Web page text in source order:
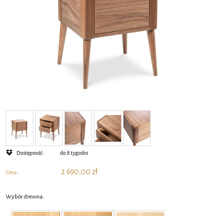
Dostępność: do 8 tygodni
Cena: 2 690,00 zł
Wybór drewna: